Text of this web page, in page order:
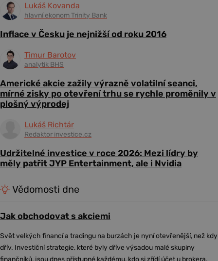
Lukáš Kovanda
hlavní ekonom Trinity Bank
Inflace v Česku je nejnižší od roku 2016
Timur Barotov
analytik BHS
Americké akcie zažily výrazně volatilní seanci,
mírné zisky po otevření trhu se rychle proměnily v
plošný výprodej
Lukáš Richtár
Redaktor investice.cz
Udržitelné investice v roce 2026: Mezi lídry by
měly patřit JYP Entertainment, ale i Nvidia
Vědomosti dne
Jak obchodovat s akciemi
Svět velkých financí a tradingu na burzách je nyní otevřenější, než kdy
dřív. Investiční strategie, které byly dříve výsadou malé skupiny